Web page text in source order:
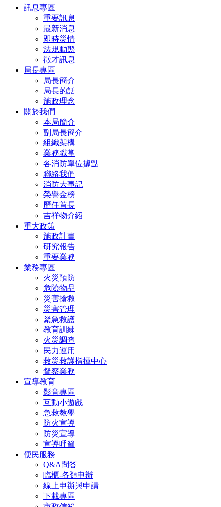
訊息專區
重要訊息
最新消息
即時災情
法規動態
徵才訊息
局長專區
局長簡介
局長的話
施政理念
關於我們
本局簡介
副局長簡介
組織架構
業務職掌
各消防單位據點
聯絡我們
消防大事記
榮譽金榜
歷任首長
吉祥物介紹
重大政策
施政計畫
研究報告
重要業務
業務專區
火災預防
危險物品
災害搶救
災害管理
緊急救護
教育訓練
火災調查
民力運用
救災救護指揮中心
督察業務
宣導教育
影音專區
互動小遊戲
急救教學
防火宣導
防災宣導
宣導呼籲
便民服務
Q&A問答
臨櫃-各類申辦
線上申辦與申請
下載專區